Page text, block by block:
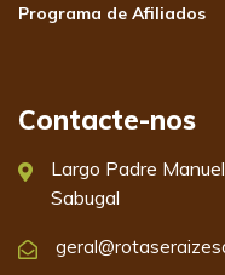
Programa de Afiliados
Contacte-nos
Largo Padre
Sabugal